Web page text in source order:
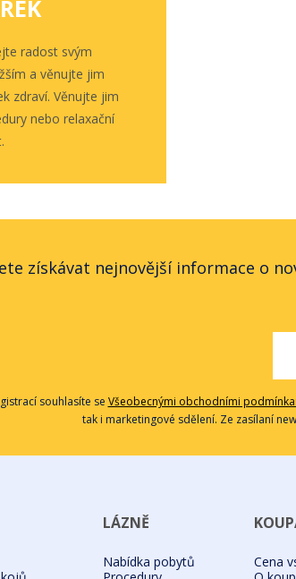
radost svým
a věnujte jim
zdraví. Věnujte jim
nebo relaxační
získávat nejnovější informace o
souhlasíte se Všeobecnými obchodními
tak i marketingové sdělení. Ze zasílaní
LÁZNĚ
Nabídka pobytů
Cena